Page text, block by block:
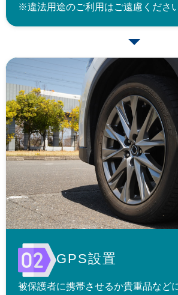
※違法用途のご利用はご遠慮ください
GPS設置
被保護者に携帯させるか貴重品など